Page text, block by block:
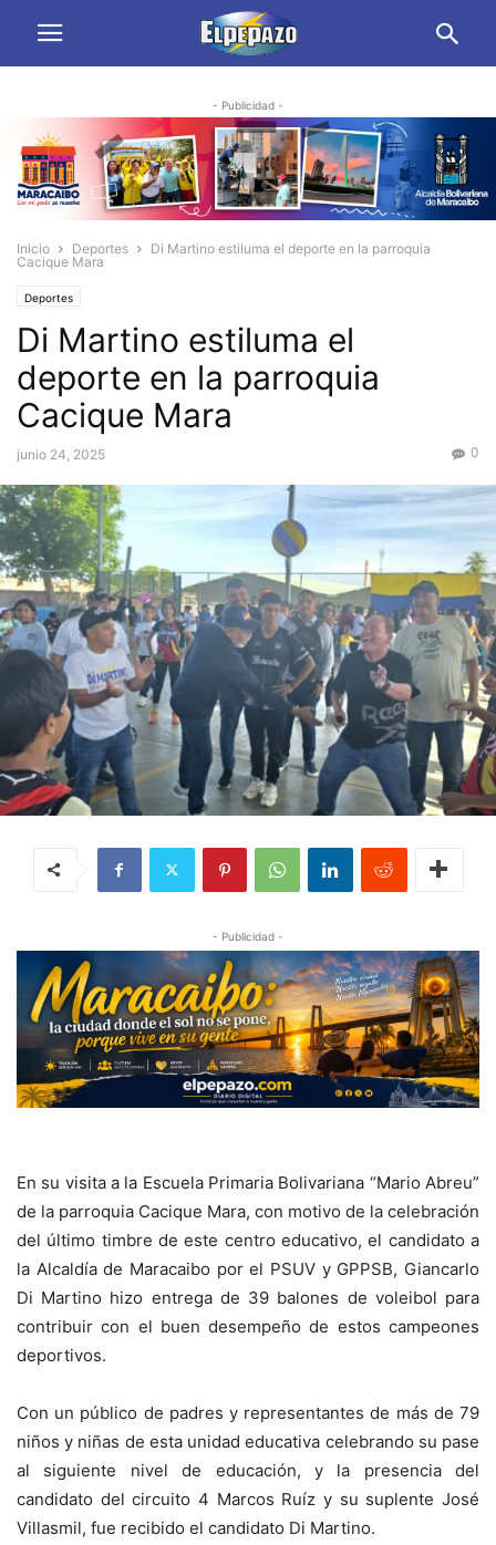
- Publicidad -
Inicio Deportes
Di Martino estiluma el deporte en la parroquia
Cacique Mara
Deportes
Di Martino estiluma el
deporte en la parroquia
Cacique Mara
junio 24, 2025 0
- Publicidad -
En su visita a la Escuela Primaria Bolivariana “Mario Abreu”
de la parroquia Cacique Mara, con motivo de la celebración
del último timbre de este centro educativo, el candidato a
la Alcaldía de Maracaibo por el PSUV y GPPSB, Giancarlo
Di Martino hizo entrega de 39 balones de voleibol para
contribuir con el buen desempeño de estos campeones
deportivos.
Con un público de padres y representantes de más de 79
niños y niñas de esta unidad educativa celebrando su pase
al siguiente nivel de educación, y la presencia del
candidato del circuito 4 Marcos Ruíz y su suplente José
Villasmil, fue recibido el candidato Di Martino.